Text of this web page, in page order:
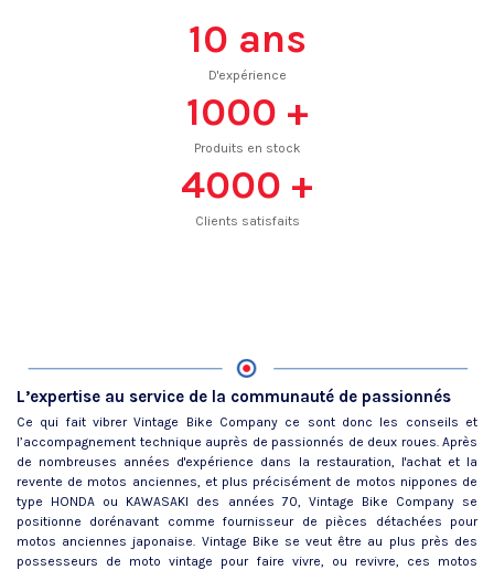
10 ans
D'expérience
1000 +
Produits en stock
4000 +
Clients satisfaits
L’expertise au service de la communauté de passionnés
Ce qui fait vibrer Vintage Bike Company ce sont donc les conseils et
l’accompagnement technique auprès de passionnés de deux roues. Après
de nombreuses années d'expérience dans la restauration, l'achat et la
revente de motos anciennes, et plus précisément de motos nippones de
type HONDA ou KAWASAKI des années 70, Vintage Bike Company se
positionne dorénavant comme fournisseur de pièces détachées pour
motos anciennes japonaise. Vintage Bike se veut être au plus près des
possesseurs de moto vintage pour faire vivre, ou revivre, ces motos